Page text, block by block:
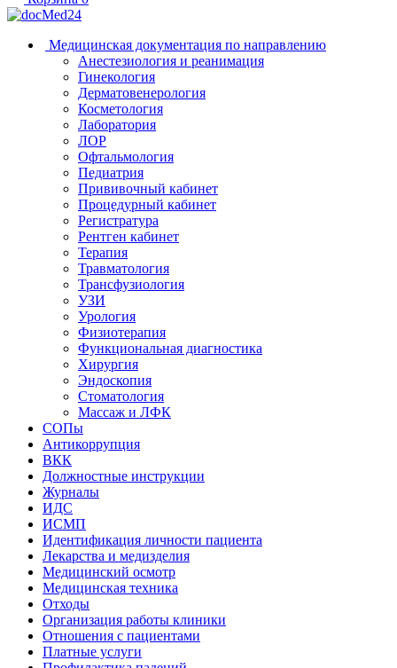
Медицинская документация по направлению
Анестезиология и реанимация
Гинекология
Дерматовенерология
Косметология
Лаборатория
ЛОР
Офтальмология
Педиатрия
Прививочный кабинет
Процедурный кабинет
Регистратура
Рентген кабинет
Терапия
Травматология
Трансфузиология
УЗИ
Урология
Физиотерапия
Функциональная диагностика
Хирургия
Эндоскопия
Стоматология
Массаж и ЛФК
СОПы
Антикоррупция
ВКК
Должностные инструкции
Журналы
ИДС
ИСМП
Идентификация личности пациента
Лекарства и медизделия
Медицинский осмотр
Медицинская техника
Отходы
Организация работы клиники
Отношения с пациентами
Платные услуги